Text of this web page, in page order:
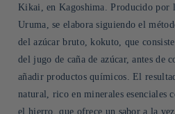
Kikai, en Kagoshima. Producido por
Uruma, se elabora siguiendo el
del azúcar bruto, kokuto, que
del jugo de caña de azúcar, antes de
añadir productos químicos. El
natural, rico en minerales esenciales
el hierro, que ofrece un sabor a la